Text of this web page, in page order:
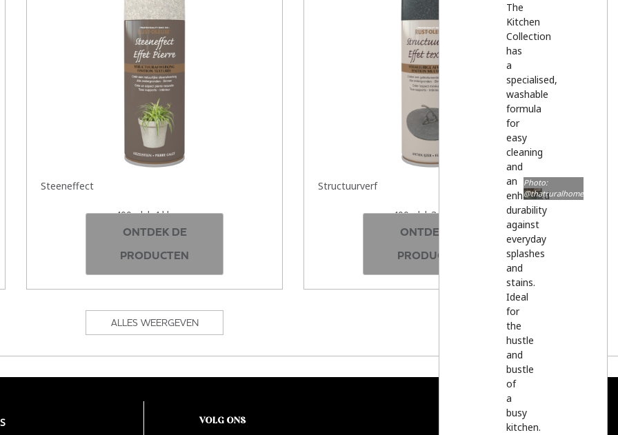
The
Kitchen
Collection
has
a
specialised,
washable
formula
for
easy
cleaning
and
an
enhanced
durability
against
everyday
splashes
and
stains.
Ideal
for
the
hustle
and
bustle
of
a
busy
kitchen.
Photo:
@thatruralhome
Steeneffect
400ml | 4 kleuren
ONTDEK DE
PRODUCTEN
Structuurverf
400ml | 3 kleuren
ONTDEK DE
PRODUCTEN
ALLES WEERGEVEN
VOLG ONS